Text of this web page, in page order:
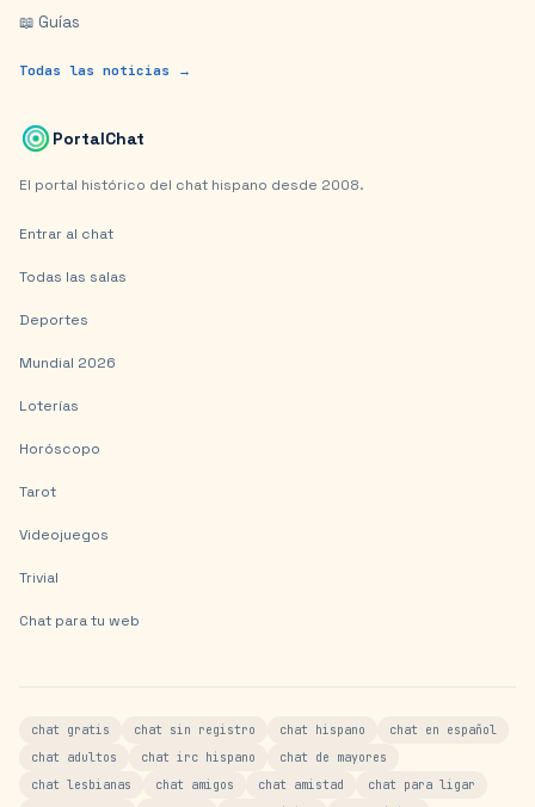
📖 Guías
Todas las noticias →
PortalChat
El portal histórico del chat hispano desde 2008.
Entrar al chat
Todas las salas
Deportes
Mundial 2026
Loterías
Horóscopo
Tarot
Videojuegos
Trivial
Chat para tu web
chat gratis chat sin registro chat hispano
chat en español
chat adultos
chat irc hispano
chat de mayores
chat lesbianas
chat amigos chat amistad
chat para ligar